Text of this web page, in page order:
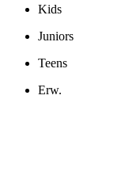
Kids
Juniors
Teens
Erw.